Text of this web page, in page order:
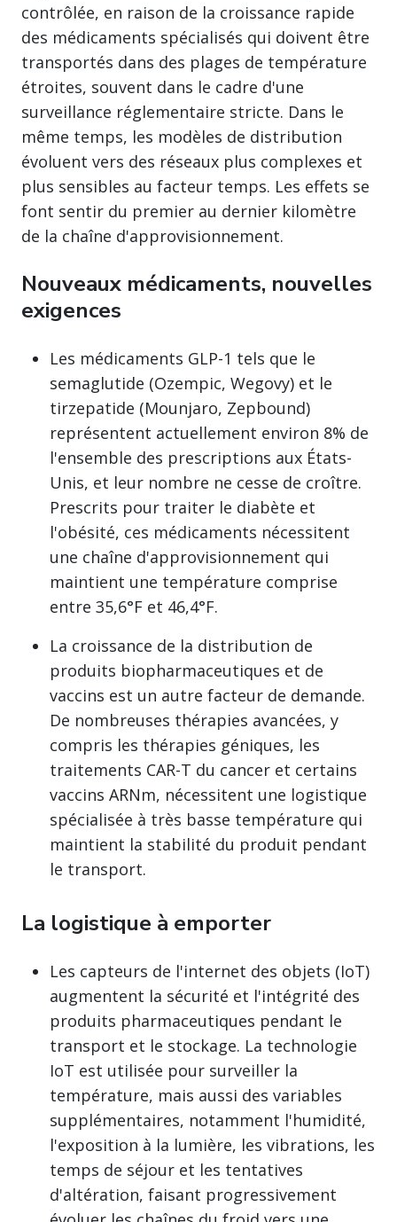
contrôlée, en raison de la croissance rapide
des médicaments spécialisés qui doivent être
transportés dans des plages de température
étroites, souvent dans le cadre d'une
surveillance réglementaire stricte. Dans le
même temps, les modèles de distribution
évoluent vers des réseaux plus complexes et
plus sensibles au facteur temps. Les effets se
font sentir du premier au dernier kilomètre
de la chaîne d'approvisionnement.
Nouveaux médicaments, nouvelles
exigences
Les médicaments GLP-1 tels que le
semaglutide (Ozempic, Wegovy) et le
tirzepatide (Mounjaro, Zepbound)
représentent actuellement environ 8% de
l'ensemble des prescriptions aux États-
Unis, et leur nombre ne cesse de croître.
Prescrits pour traiter le diabète et
l'obésité, ces médicaments nécessitent
une chaîne d'approvisionnement qui
maintient une température comprise
entre 35,6°F et 46,4°F.
La croissance de la distribution de
produits biopharmaceutiques et de
vaccins est un autre facteur de demande.
De nombreuses thérapies avancées, y
compris les thérapies géniques, les
traitements CAR-T du cancer et certains
vaccins ARNm, nécessitent une logistique
spécialisée à très basse température qui
maintient la stabilité du produit pendant
le transport.
La logistique à emporter
Les capteurs de l'internet des objets (IoT)
augmentent la sécurité et l'intégrité des
produits pharmaceutiques pendant le
transport et le stockage. La technologie
IoT est utilisée pour surveiller la
température, mais aussi des variables
supplémentaires, notamment l'humidité,
l'exposition à la lumière, les vibrations, les
temps de séjour et les tentatives
d'altération, faisant progressivement